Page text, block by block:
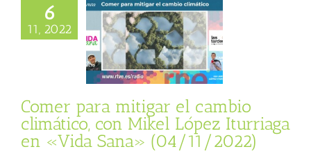
6
11, 2022
mitigar el
climático, con
Iturriaga en
SanaComer para mitigar el cambio
climático, con Mikel López Iturriaga
en «Vida Sana» (04/11/2022)